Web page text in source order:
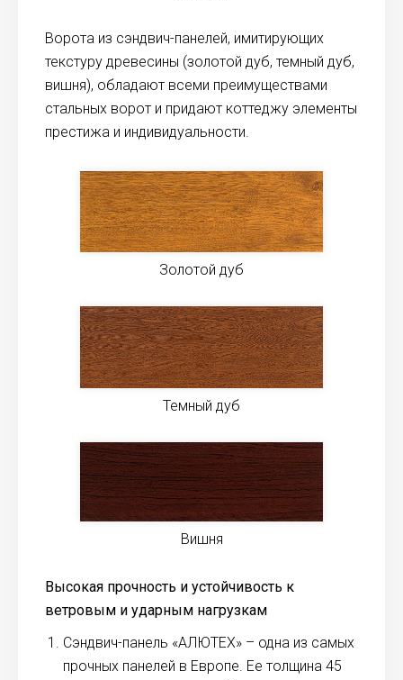
Ворота из сэндвич-панелей, имитирующих
текстуру древесины (золотой дуб, темный дуб,
вишня), обладают всеми преимуществами
стальных ворот и придают коттеджу элементы
престижа и индивидуальности.
Золотой дуб
Темный дуб
Вишня
Высокая прочность и устойчивость к
ветровым и ударным нагрузкам
Сэндвич-панель «АЛЮТЕХ» – одна из самых
прочных панелей в Европе. Ее толщина 45